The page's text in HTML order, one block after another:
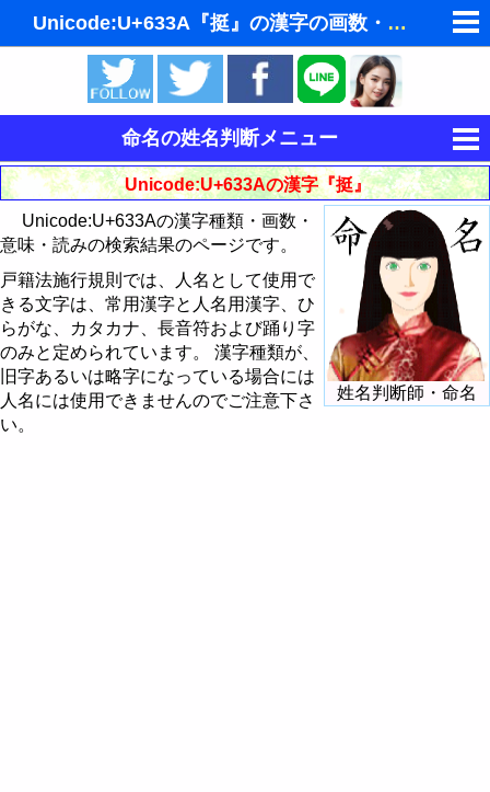
Unicode:U+633A『挺』の漢字の画数・意味・読み
ゆめの夢占い
人気の夢占い
東洋・西洋占星術
ホラリー占星術
手相占いで未来診断
タロットカードで無料占い
飛星派風水で住宅開運
男と女の心理学と心理テスト
命名の姓名判断メニュー
運命を決める姓名
姓名判断
姓名判断で相性占い
読みから漢字を探す
意味から漢字を探す
画数から漢字・文字を探す
Unicode:U+633Aの漢字『挺』
姓名判断師・命名
Unicode:U+633Aの漢字種類・画数・
意味・読みの検索結果のページです。
戸籍法施行規則では、人名として使用で
きる文字は、常用漢字と人名用漢字、ひ
らがな、カタカナ、長音符および踊り字
のみと定められています。 漢字種類が、
旧字あるいは略字になっている場合には
人名には使用できませんのでご注意下さ
い。